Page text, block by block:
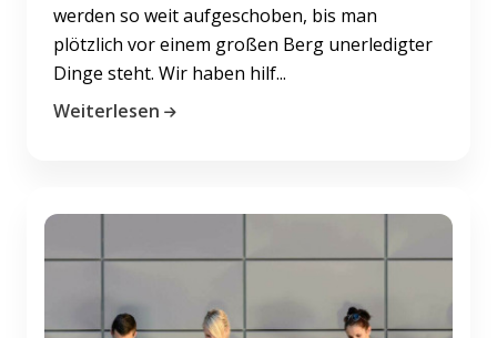
werden so weit aufgeschoben, bis man
plötzlich vor einem großen Berg unerledigter
Dinge steht. Wir haben hilf...
Weiterlesen